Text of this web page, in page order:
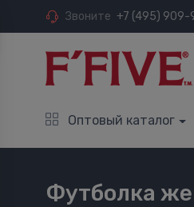
Звоните +7 (495) 909-
Оптовый каталог
Футболка